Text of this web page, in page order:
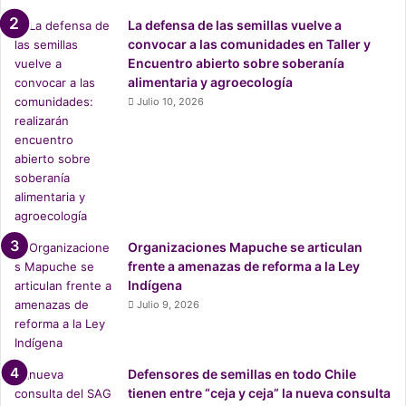
mientras responsabilizó al Estado chileno por su rol activo
y negligente al priorizar políticas públicas que favorecen
intereses corporativos por encima de la la justicia
ambiental y comunitaria.
Cordillera de Nahuelbuta como sujetos de derechos,
destacando su importancia ecosistémica, cultural y
espiritual para las comunidades locales y el Pueblo
Mapuche, y como reparación instó al Estado chileno a
implementar un plan integral de restauración de los
ecosistemas afectados, garantizar la consulta y
participación de los pueblos indígenas, revisar su
legislación ambiental y establecer una moratoria sobre la
plantación de especies invasoras. También
empresas forestales a respetar los derechos colectivos
de las comunidades, en concordancia con el Acuerdo de
La defensa de las semillas vuelve a
convocar a las comunidades en Taller y
Encuentro abierto sobre soberanía
alimentaria y agroecología
Julio 10, 2026
Organizaciones Mapuche se articulan
frente a amenazas de reforma a la Ley
Indígena
Julio 9, 2026
Defensores de semillas en todo Chile
tienen entre “ceja y ceja” la nueva consulta